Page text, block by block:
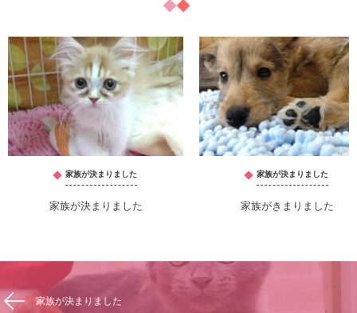
家族が決まりました
家族が決まりました
家族が決まりました
家族がきまりました
家族が決まりました